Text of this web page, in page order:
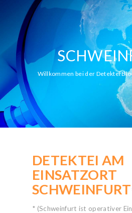
WIRTSCHAFTSDETEKTEI
PRIVATDETEKTEI
TECHNIK
EINSATZORTE
HONORAR
KONTAKT
Rufen Sie kostenfrei an:
0800 / 589 03 04
Deutschlandweit gebührenfrei!
Willkommen bei der Detektei
DETEKTEI AM
EINSATZORT
SCHWEINFURT
* (Schweinfurt ist operativer